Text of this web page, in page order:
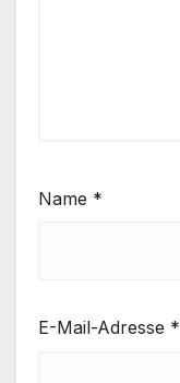
Name *
E-Mail-Adresse *